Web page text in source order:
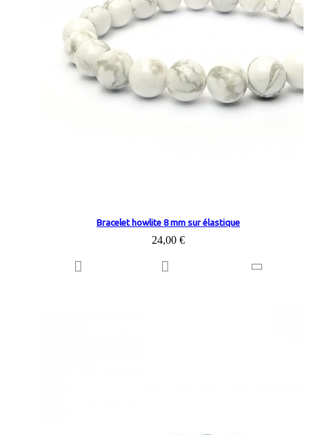
Bracelet howlite 8 mm sur élastique
24,00 €